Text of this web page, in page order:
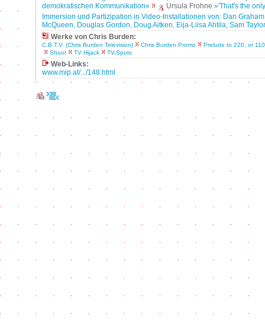
demokratischen Kommunikation«
Ursula Frohne »'That's the
Immersion und Partizipation in Video-Installationen von: Dan
McQueen, Douglas Gordon, Doug Aitken, Eija-Liisa Ahtila, Sam
Werke von Chris Burden:
C.B.T.V. (Chris Burden Television) Chris Burden Promo
Prelude to 220, or
Shoot
TV Hijack TV-Spots
Web-Links:
www.mip.at/.../148.html